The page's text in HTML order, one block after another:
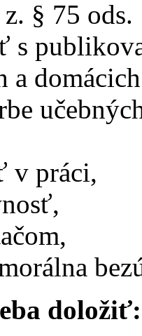
§ 75 ods.
s
a
v práci,
doložiť: